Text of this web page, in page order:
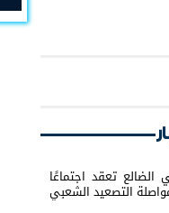
الضالع تعقد اجتماعًا
التصعيد الشعبي